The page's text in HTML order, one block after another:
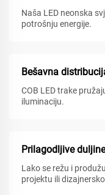
Naša LED neonska
potrošnju energije.
Bešavna
COB LED trake
iluminaciju.
Prilagodljive duljine
Lako se režu i
projektu ili